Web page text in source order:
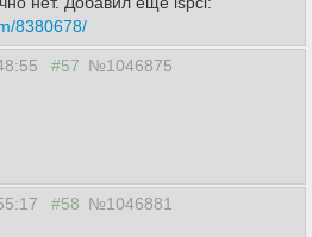
8380678/
#57 №1046875
#58 №1046881